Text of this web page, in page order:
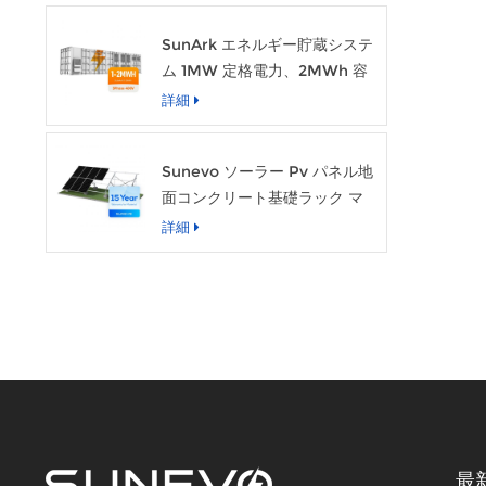
SunArk エネルギー貯蔵システ
ム 1MW 定格電力、2MWh 容
量
詳細
Sunevo ソーラー Pv パネル地
面コンクリート基礎ラック マ
ウント システム構造
詳細
最